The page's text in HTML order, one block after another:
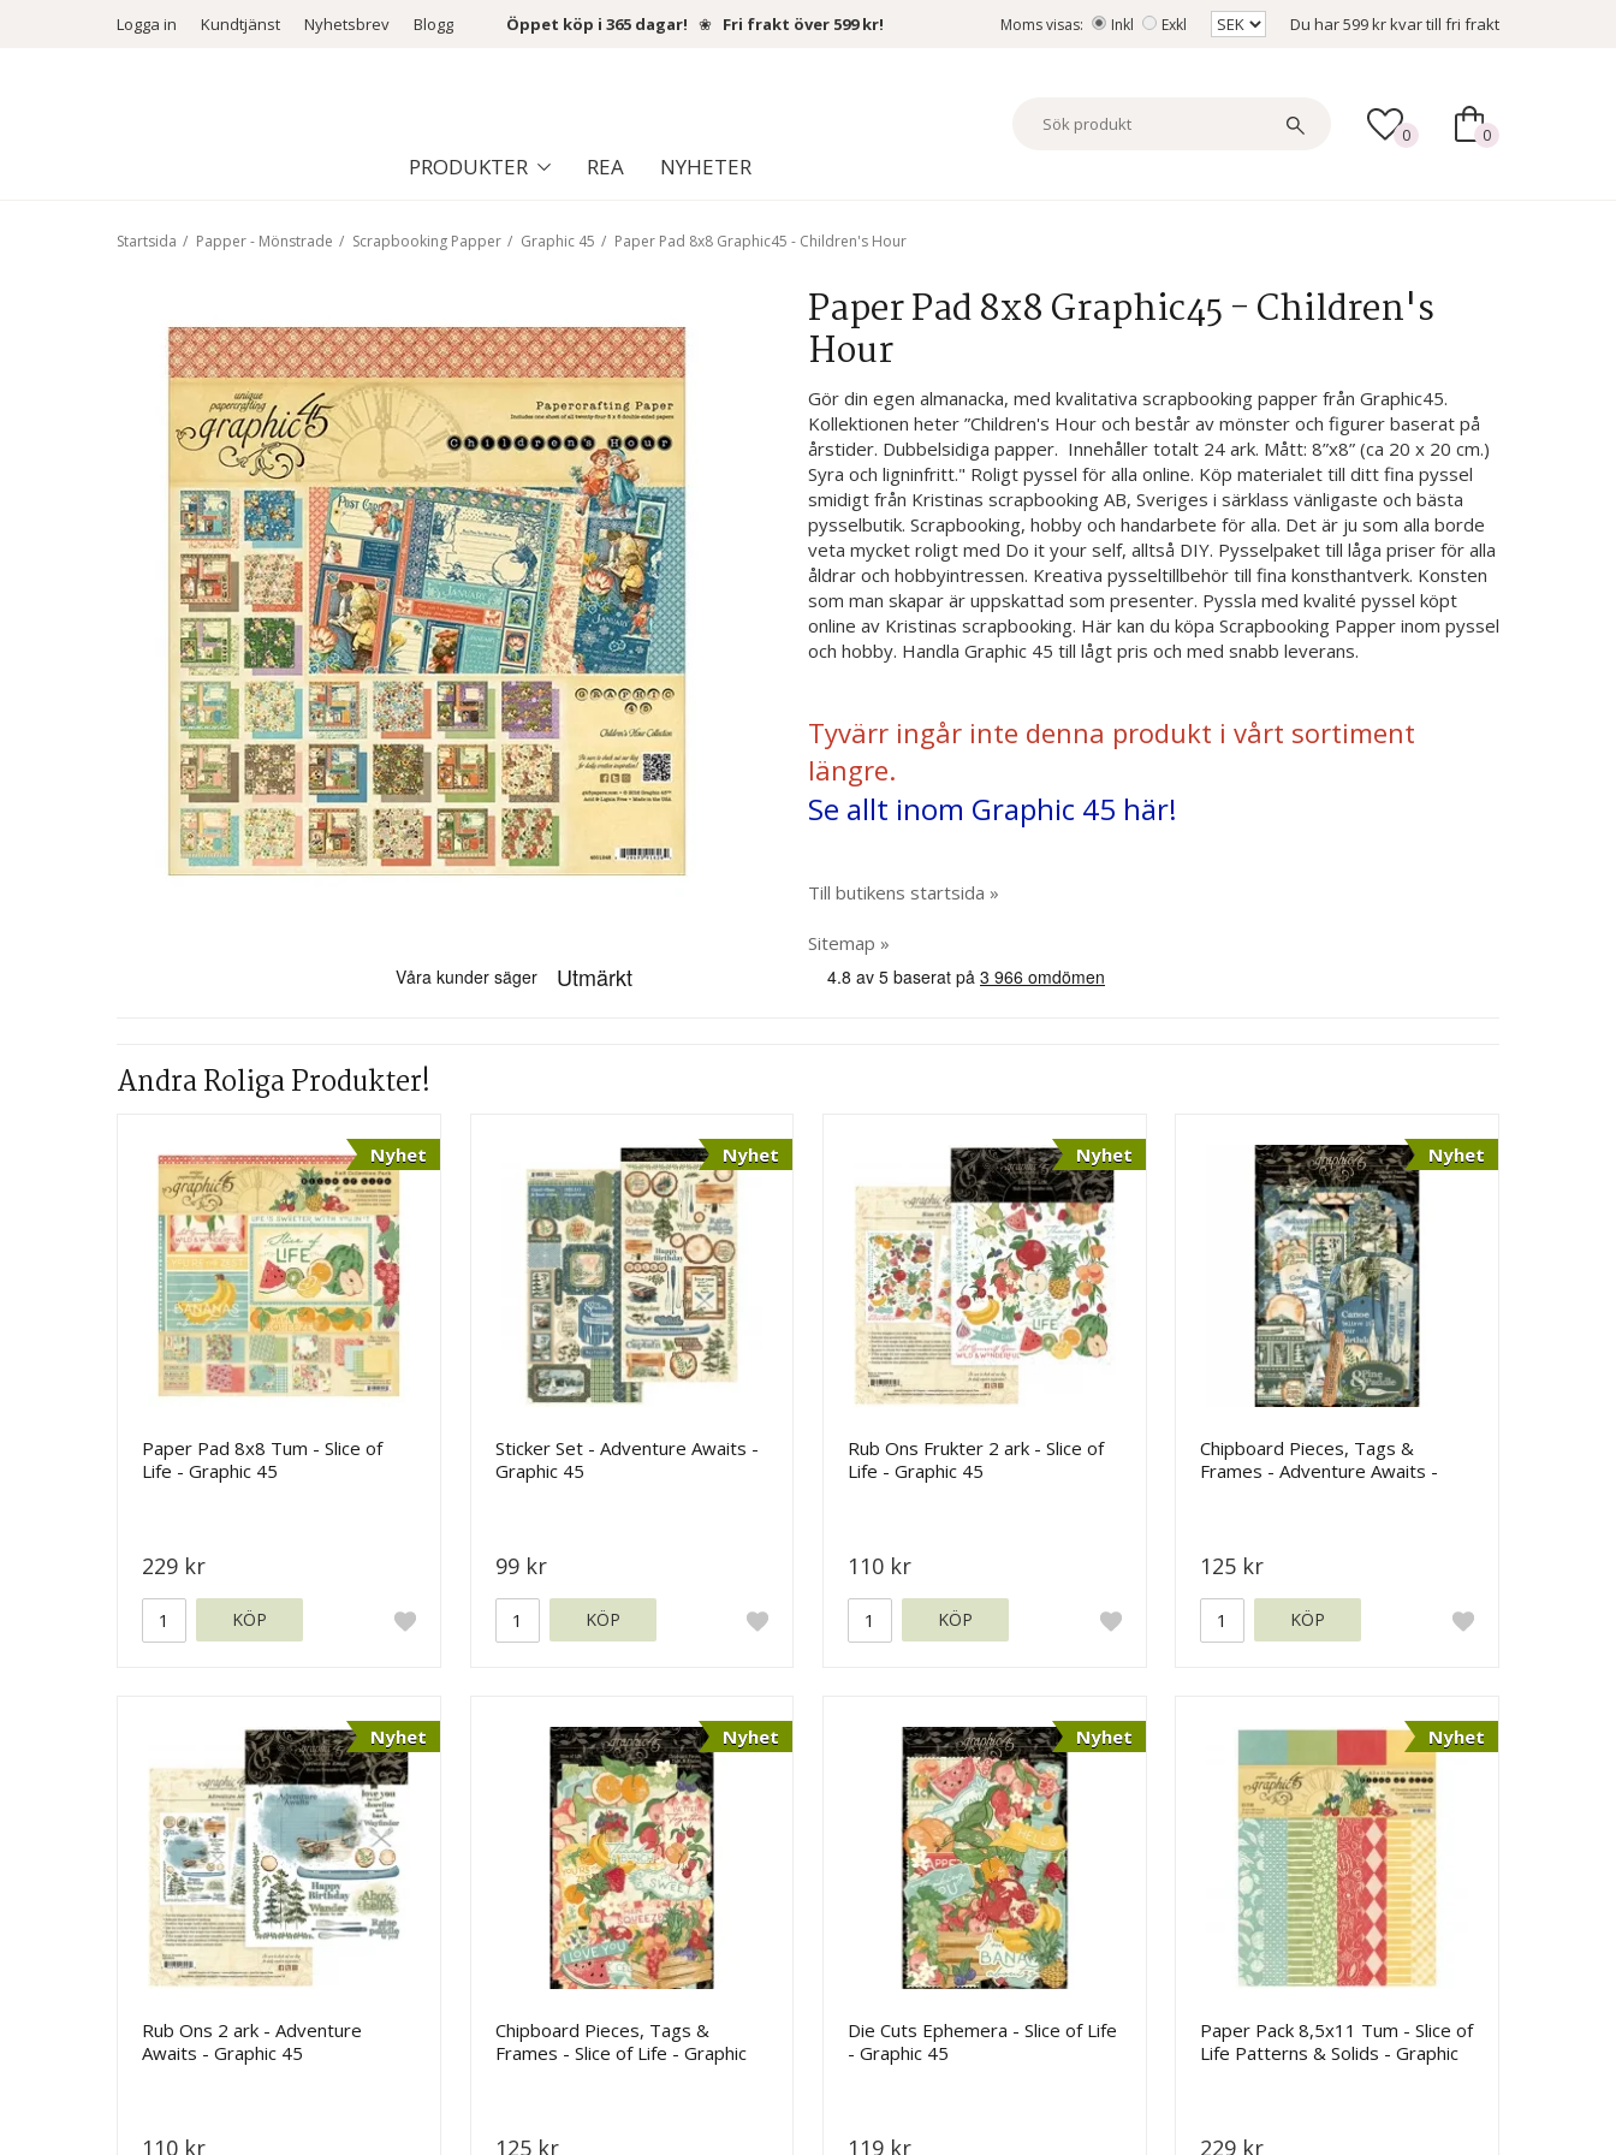
Logga in Kundtjänst Nyhetsbrev Blogg Öppet köp i 365 dagar! ❀ Fri frakt över 599 kr! Moms visas: Inkl Exkl Du har599 krkvar till fri frakt
PRODUKTER REA NYHETER
0 0
Startsida / Papper - Mönstrade / Scrapbooking Papper / Graphic 45 / Paper Pad 8x8 Graphic45 - Children's Hour
Paper Pad 8x8 Graphic45 - Children's
Hour
Gör din egen almanacka, med kvalitativa scrapbooking papper från Graphic45.
Kollektionen heter ”Children's Hour och består av mönster och figurer baserat på
årstider. Dubbelsidiga papper. Innehåller totalt 24 ark. Mått: 8”x8” (ca 20 x 20 cm.)
Syra och ligninfritt." Roligt pyssel för alla online. Köp materialet till ditt fina pyssel
smidigt från Kristinas scrapbooking AB, Sveriges i särklass vänligaste och bästa
pysselbutik. Scrapbooking, hobby och handarbete för alla. Det är ju som alla borde
veta mycket roligt med Do it your self, alltså DIY. Pysselpaket till låga priser för alla
åldrar och hobbyintressen. Kreativa pysseltillbehör till fina konsthantverk. Konsten
som man skapar är uppskattad som presenter. Pyssla med kvalité pyssel köpt
online av Kristinas scrapbooking. Här kan du köpa Scrapbooking Papper inom pyssel
och hobby. Handla Graphic 45 till lågt pris och med snabb leverans.
Tyvärr ingår inte denna produkt i vårt sortiment
längre.
Se allt inom Graphic 45 här!
Till butikens startsida »
Sitemap »
Andra Roliga Produkter!
Nyhet
Paper Pad 8x8 Tum - Slice of
Life - Graphic 45
229 kr
KÖP
Nyhet
Sticker Set - Adventure Awaits -
Graphic 45
99 kr
KÖP
Nyhet
Rub Ons Frukter 2 ark - Slice of
Life - Graphic 45
110 kr
KÖP
Nyhet
Chipboard Pieces, Tags &
Frames - Adventure Awaits -
125 kr
KÖP
Nyhet
Rub Ons 2 ark - Adventure
Awaits - Graphic 45
110 kr
Nyhet
Chipboard Pieces, Tags &
Frames - Slice of Life - Graphic
125 kr
Nyhet
Die Cuts Ephemera - Slice of Life
- Graphic 45
119 kr
Nyhet
Paper Pack 8,5x11 Tum - Slice of
Life Patterns & Solids - Graphic
229 kr